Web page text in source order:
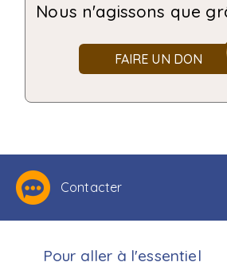
Nous n'agissons que
FAIRE UN DON
Contacter
Pour aller à l'essentiel